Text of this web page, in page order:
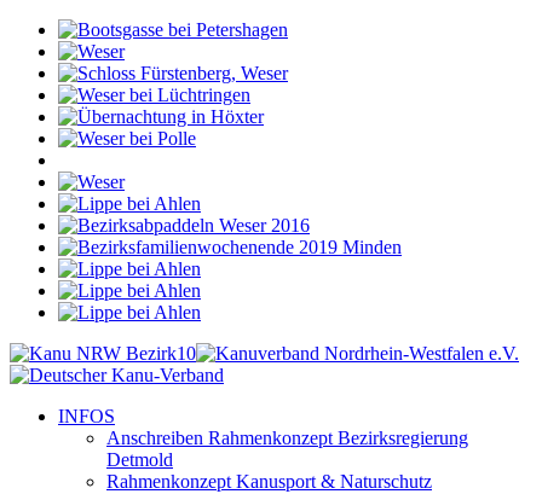
INFOS
Anschreiben Rahmenkonzept Bezirksregierung
Detmold
Rahmenkonzept Kanusport & Naturschutz